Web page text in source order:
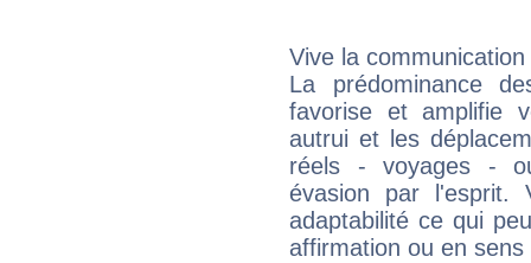
Vive la
La prédominance
favorise et amplifie
autrui et les
réels - voyages -
évasion par l'esprit.
adaptabilité ce qui
affirmation ou en